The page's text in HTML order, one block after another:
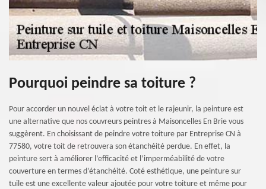
Pourquoi peindre sa toiture ?
Pour accorder un nouvel éclat à votre toit et le rajeunir, la peinture est
une alternative que nos couvreurs peintres à Maisoncelles En Brie vous
suggèrent. En choisissant de peindre votre toiture par Entreprise CN à
77580, votre toit de retrouvera son étanchéité perdue. En effet, la
peinture sert à améliorer l’efficacité et l’imperméabilité de votre
couverture en termes d’étanchéité. Coté esthétique, une peinture sur
tuile est une excellente valeur ajoutée pour votre toiture et même pour